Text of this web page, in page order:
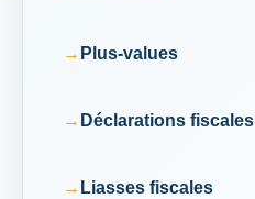
Plus-values
Déclarations fiscales
Liasses fiscales